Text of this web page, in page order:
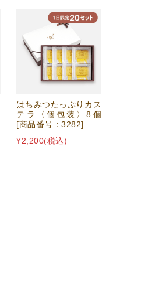
はちみつたっぷりカス
テラ〈個包装〉8個
[商品番号：3282]
¥2,200(税込)